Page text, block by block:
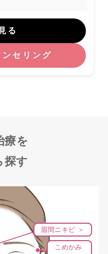
る
ンセリング
療を
探す
眉間ニキビ ＞
こめかみ